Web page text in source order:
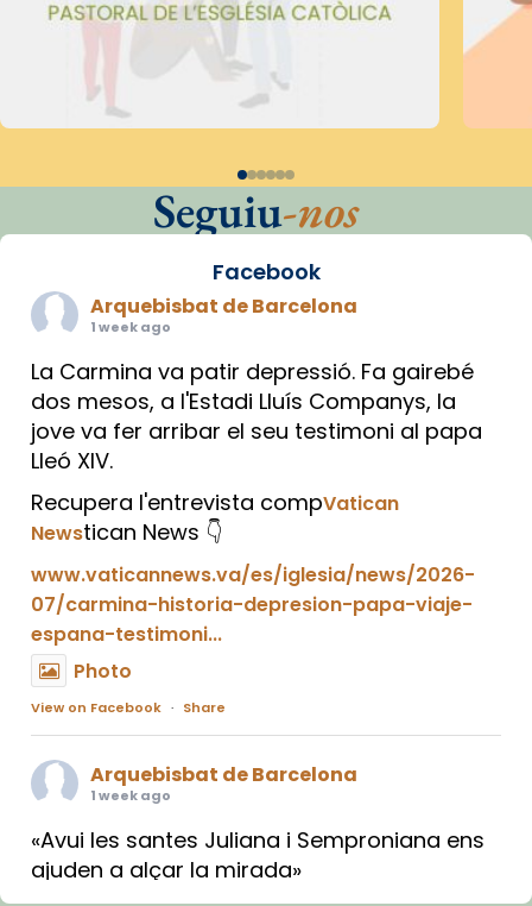
Seguiu-nos
Facebook
Arquebisbat de Barcelona
1 week ago
La Carmina va patir depressió. Fa gairebé
dos mesos, a l'Estadi Lluís Companys, la
jove va fer arribar el seu testimoni al papa
Lleó XIV.
Recupera l'entrevista compVatican
Newstican News 👇
www.vaticannews.va/es/iglesia/news/2026-
07/carmina-historia-depresion-papa-viaje-
espana-testimoni...
Photo
View on Facebook · Share
Arquebisbat de Barcelona
1 week ago
«Avui les santes Juliana i Semproniana ens
ajuden a alçar la mirada»